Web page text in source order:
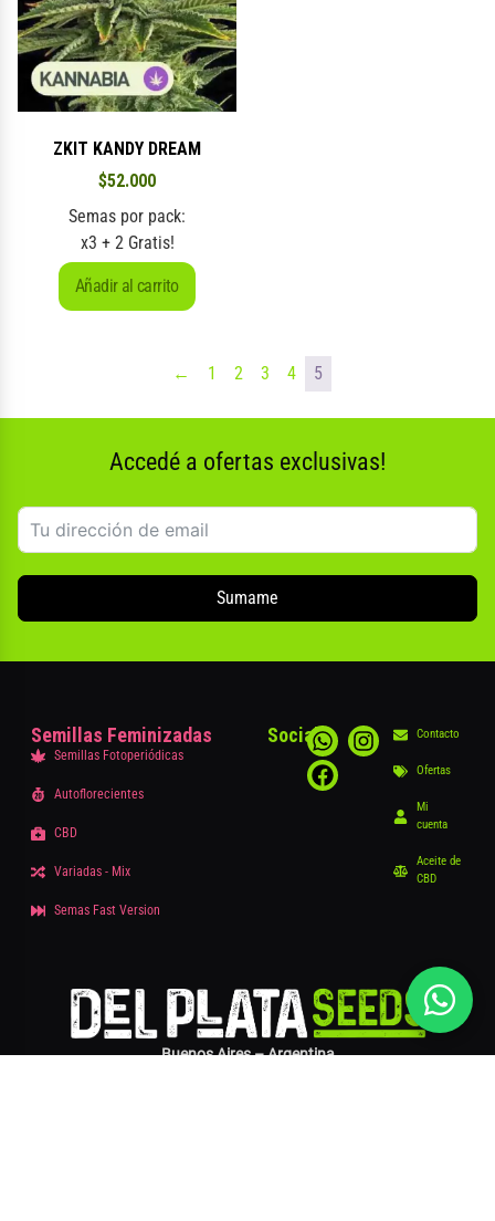
ZKIT KANDY DREAM
$52.000
Semas por pack:
x3 + 2 Gratis!
Añadir al carrito
← 1 2 3 4 5
Accedé a ofertas exclusivas!
Sumame
Semillas Feminizadas
Semillas Fotoperiódicas
Autoflorecientes
CBD
Variadas - Mix
Semas Fast Version
Social Contacto
Ofertas
Mi
cuenta
Aceite de
CBD
Buenos Aires – Argentina